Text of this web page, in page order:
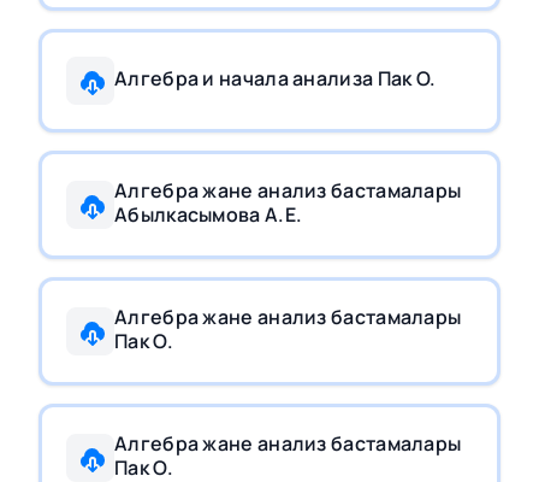
Алгебра и начала анализа Пак О.
Алгебра жане анализ бастамалары
Абылкасымова А.Е.
Алгебра жане анализ бастамалары
Пак О.
Алгебра жане анализ бастамалары
Пак О.